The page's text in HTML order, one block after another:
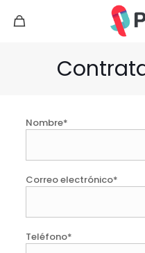
Nombre*
Correo electrónico*
Teléfono*